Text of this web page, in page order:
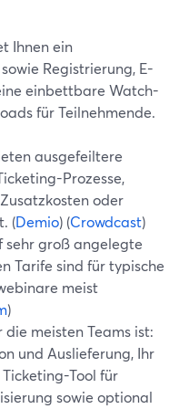
Ihnen ein
Registrierung, E-
einbettbare Watch-
für Teilnehmende.
ausgefeiltere
Prozesse,
oder
(Demio) (Crowdcast)
sehr groß angelegte
Tarife sind für typische
meist
)
meisten Teams ist:
und Auslieferung, Ihr
Tool für
sowie optional